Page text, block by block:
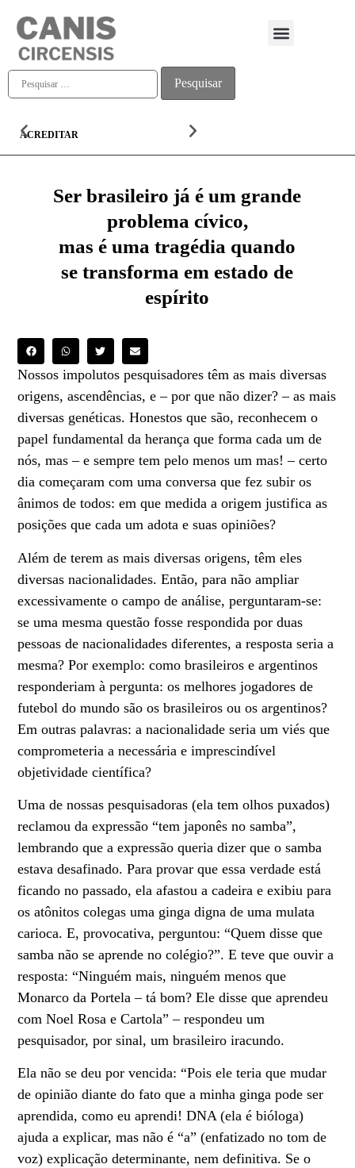
ACREDITAR
Ser brasileiro já é um grande
problema cívico,
mas é uma tragédia quando
se transforma em estado de
espírito
Nossos impolutos pesquisadores têm as mais diversas
origens, ascendências, e – por que não dizer? – as mais
diversas genéticas. Honestos que são, reconhecem o
papel fundamental da herança que forma cada um de
nós, mas – e sempre tem pelo menos um mas! – certo
dia começaram com uma conversa que fez subir os
ânimos de todos: em que medida a origem justifica as
posições que cada um adota e suas opiniões?
Além de terem as mais diversas origens, têm eles
diversas nacionalidades. Então, para não ampliar
excessivamente o campo de análise, perguntaram-se:
se uma mesma questão fosse respondida por duas
pessoas de nacionalidades diferentes, a resposta seria a
mesma? Por exemplo: como brasileiros e argentinos
responderiam à pergunta: os melhores jogadores de
futebol do mundo são os brasileiros ou os argentinos?
Em outras palavras: a nacionalidade seria um viés que
comprometeria a necessária e imprescindível
objetividade científica?
Uma de nossas pesquisadoras (ela tem olhos puxados)
reclamou da expressão “tem japonês no samba”,
lembrando que a expressão queria dizer que o samba
estava desafinado. Para provar que essa verdade está
ficando no passado, ela afastou a cadeira e exibiu para
os atônitos colegas uma ginga digna de uma mulata
carioca. E, provocativa, perguntou: “Quem disse que
samba não se aprende no colégio?”. E teve que ouvir a
resposta: “Ninguém mais, ninguém menos que
Monarco da Portela – tá bom? Ele disse que aprendeu
com Noel Rosa e Cartola” – respondeu um
pesquisador, por sinal, um brasileiro iracundo.
Ela não se deu por vencida: “Pois ele teria que mudar
de opinião diante do fato que a minha ginga pode ser
aprendida, como eu aprendi! DNA (ela é bióloga)
ajuda a explicar, mas não é “a” (enfatizado no tom de
voz) explicação determinante, nem definitiva. Se o